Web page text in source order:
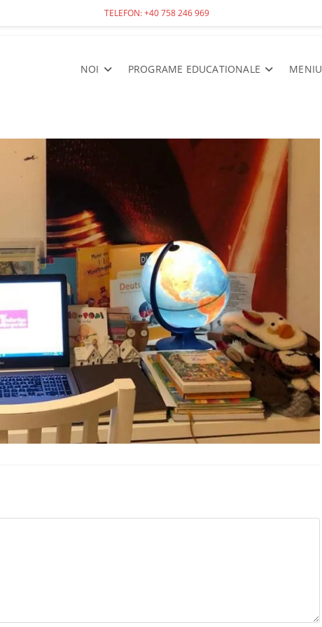
TELEFON: +40 758 246 969
NOI PROGRAME EDUCATIONALE MENIU